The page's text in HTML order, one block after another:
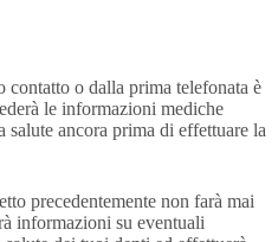
o dalla prima telefonata è
le informazioni mediche
salute ancora prima di effettuare la
precedentemente non farà mai
informazioni su eventuali